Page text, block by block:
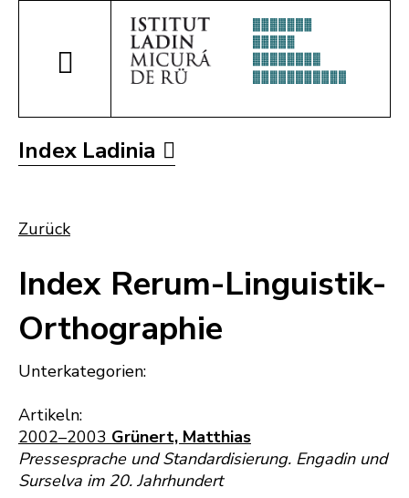
Index Ladinia
Zurück
Index Rerum-Linguistik-
Orthographie
Unterkategorien:
Artikeln:
2002–2003 Grünert, Matthias
Pressesprache und Standardisierung. Engadin und
Surselva im 20. Jahrhundert